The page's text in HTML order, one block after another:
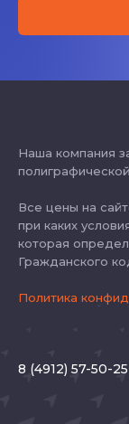
Наша компания
Все цены на
при каких
которая
Гражданского
Политика
8 (4912) 57-50-25